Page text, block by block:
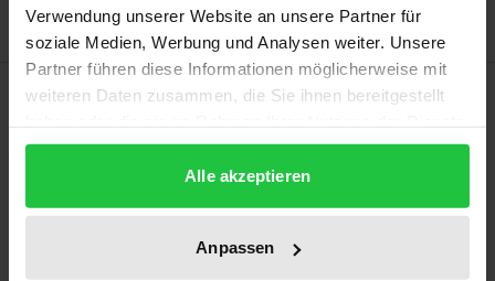
Verwendung unserer Website an unsere Partner für
soziale Medien, Werbung und Analysen weiter. Unsere
Partner führen diese Informationen möglicherweise mit
weiteren Daten zusammen, die Sie ihnen bereitgestellt
gesammelt haben.
Alle akzeptieren
Anpassen
Description
the "intellectual bond" between the creator and the
work. Among other things, the creator must be
named as the author of a work, can protect it from